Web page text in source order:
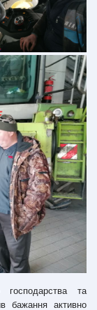
господарства та
бажання активно